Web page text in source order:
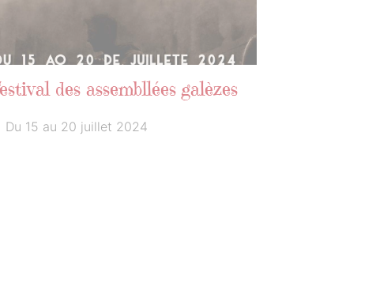
des assembllées galèzes
Du 15 au 20 juillet 2024